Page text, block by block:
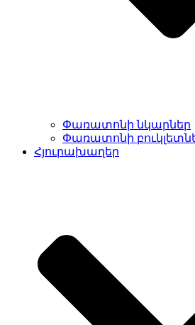
Փառատոնի նկարներ
Փառատոնի
Հյուրախաղեր